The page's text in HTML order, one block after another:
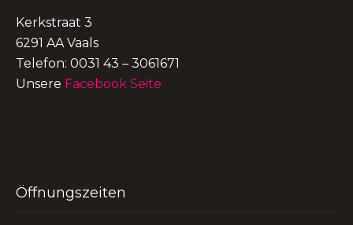
Kerkstraat 3
6291 AA Vaals
Telefon: 0031 43 – 3061671
Unsere Facebook Seite
Öffnungszeiten